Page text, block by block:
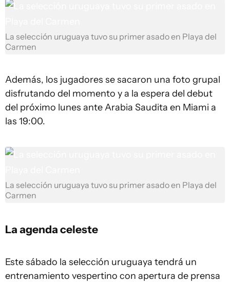
La selección uruguaya tuvo su primer asado en Playa del
Carmen
Además, los jugadores se sacaron una foto grupal
disfrutando del momento y a la espera del debut
del próximo lunes ante Arabia Saudita en Miami a
las 19:00.
La selección uruguaya tuvo su primer asado en Playa del
Carmen
La agenda celeste
Este sábado la selección uruguaya tendrá un
entrenamiento vespertino con apertura de prensa